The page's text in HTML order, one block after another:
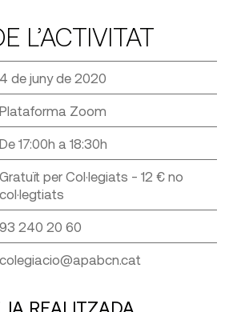
L’ACTIVITAT
4 de juny de 2020
Plataforma Zoom
De 17:00h a 18:30h
Gratuït per Col·legiats - 12 € no
col·legtiats
93 240 20 60
colegiacio@apabcn.cat
JA REALITZADA